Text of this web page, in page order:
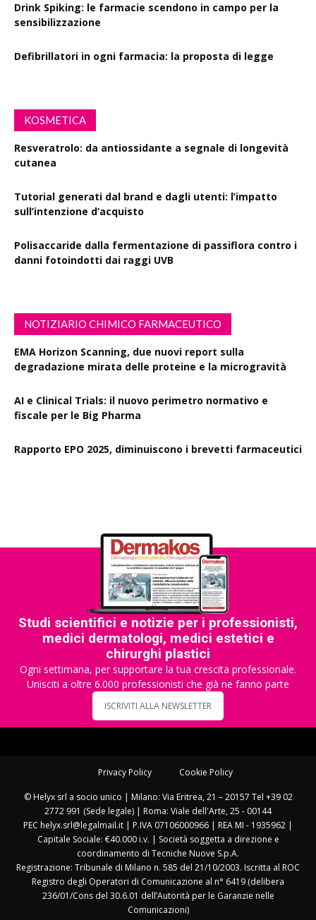
Drink Spiking: le farmacie scendono in campo per la
sensibilizzazione
Defibrillatori in ogni farmacia: la proposta di legge
KOSMETICA
Resveratrolo: da antiossidante a segnale di longevità
cutanea
Tutorial generati dal brand e dagli utenti: l’impatto
sull’intenzione d’acquisto
Polisaccaride dalla fermentazione di passiflora contro i
danni fotoindotti dai raggi UVB
NOTIZIARIO CHIMICO FARMACEUTICO
EMA Horizon Scanning, due nuovi report sulla
degradazione mirata delle proteine e la microgravità
AI e Clinical Trials: il nuovo perimetro normativo e
fiscale per le Big Pharma
Rapporto EPO 2025, diminuiscono i brevetti farmaceutici
Studi scientifici e notizie per i professionisti,
medici dermatologi, medici estetici e
chirurghi plastici
Ogni settimana, per supportare la tua crescita professionale.
Unisciti a oltre 6.000 professionisti che già ne fanno parte
ISCRIVITI ALLA NEWSLETTER
Privacy Policy Cookie Policy
© Helyx srl a socio unico | Milano: Via Eritrea, 21 – 20157 Tel +39 02
2772 991 (Sede legale) | Roma: Viale dell'Arte, 25 - 00144
PEC helyx.srl@legalmail.it | P.IVA 07106000966 | REA MI - 1935962 |
Capitale Sociale: €40.000 i.v. | Società soggetta a direzione e
coordinamento di Tecniche Nuove S.p.A.
Registrazione: Tribunale di Milano n. 585 del 21/10/2003. Iscritta al ROC
Registro degli Operatori di Comunicazione al n° 6419 (delibera
236/01/Cons del 30.6.01 dell’Autorità per le Garanzie nelle
Comunicazioni)